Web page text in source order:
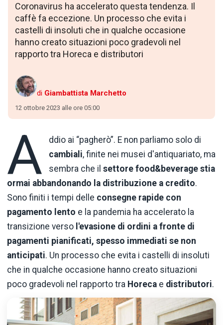
Coronavirus ha accelerato questa tendenza. Il
caffè fa eccezione. Un processo che evita i
castelli di insoluti che in qualche occasione
hanno creato situazioni poco gradevoli nel
rapporto tra Horeca e distributori
di Giambattista Marchetto
12 ottobre 2023 alle ore 05:00
A
ddio ai “pagherò”. E non parliamo solo di
cambiali, finite nei musei d'antiquariato, ma
sembra che il settore food&beverage stia
ormai abbandonando la distribuzione a credito.
Sono finiti i tempi delle consegne rapide con
pagamento lento e la pandemia ha accelerato la
transizione verso l'evasione di ordini a fronte di
pagamenti pianificati, spesso immediati se non
anticipati. Un processo che evita i castelli di insoluti
che in qualche occasione hanno creato situazioni
poco gradevoli nel rapporto tra Horeca e distributori.